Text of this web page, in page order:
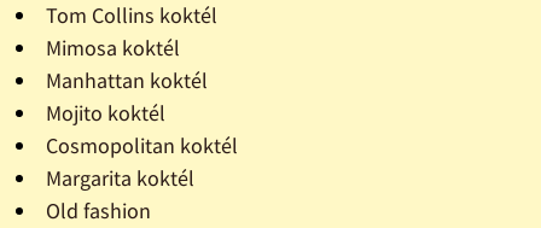
Tom Collins koktél
Mimosa koktél
Manhattan koktél
Mojito koktél
Cosmopolitan koktél
Margarita koktél
Old fashion